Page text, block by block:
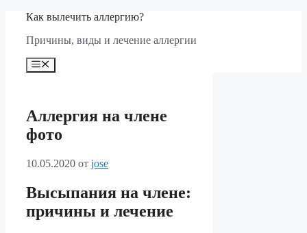
Перейти
содержимому
Как вылечить аллергию?
Причины, виды и лечение аллергии
Меню
Аллергия на члене
фото
10.05.2020 от jose
Высыпания на члене:
причины и лечение